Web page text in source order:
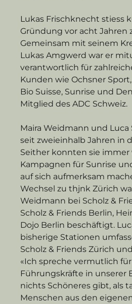
Lukas Frischknecht stiess
Gründung vor acht Jahren
Gemeinsam mit seinem
Lukas Amgwerd war er
verantwortlich für
Kunden wie Ochsner Sport,
Bio Suisse, Sunrise und
Mitglied des ADC Schweiz.
Maira Weidmann und Luca
seit zweieinhalb Jahren in
Seither konnten sie
Kampagnen für Sunrise
auf sich aufmerksam
Wechsel zu thjnk Zürich
Weidmann bei Scholz &
Scholz & Friends Berlin,
Dojo Berlin beschäftigt.
bisherige Stationen
Scholz & Friends Zürich
«Ich spreche vermutlich für
Führungskräfte in unserer
nichts Schöneres gibt, als
Menschen aus den